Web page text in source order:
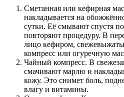
Сметанная или кефирная
накладывается на
сутки. Её смывают спустя
повторяют процедуру. В
лицо кефиром,
компресс или огуречную
Чайный компресс. В
смачивают марлю и
кожу. Это снимет боль,
влагу и витамины.